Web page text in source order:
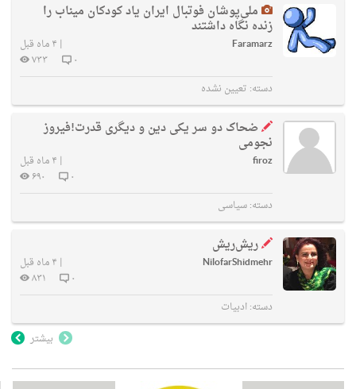
ملی‌پوشان فوتبال ایران یاد کودکان میناب را
زنده نگاه داشتند
Faramarz
| ۴ ماه قبل
۰
۷۳۳
دسته: تعیین نشده
ضحاک دو سر یکی دین و دیگری قدرت!فیروز
نجومی
firoz
| ۴ ماه قبل
۰
۶۹۰
دسته:سیاسی
ریش‌ریش
NilofarShidmehr
| ۴ ماه قبل
۰
۸۳۱
دسته:ادبیات
بیشتر